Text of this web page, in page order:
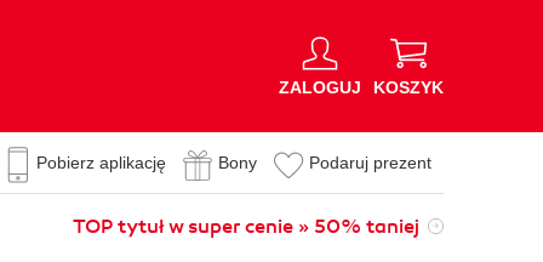
ZALOGUJ KOSZYK
Pobierz aplikację Bony Podaruj prezent
TOP tytuł w super cenie » 50% taniej